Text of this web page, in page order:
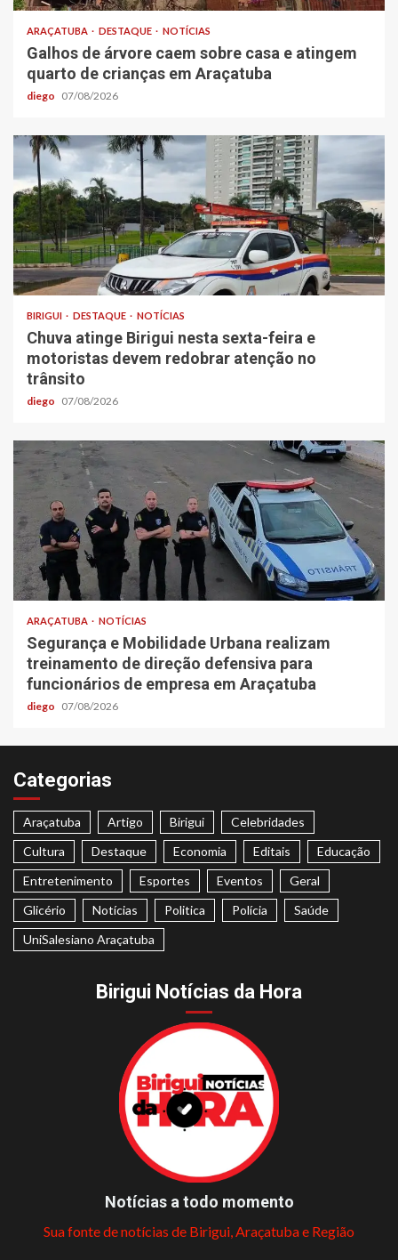
ARAÇATUBA DESTAQUE NOTÍCIAS
Galhos de árvore caem sobre casa e atingem
quarto de crianças em Araçatuba
diego 07/08/2026
BIRIGUI DESTAQUE NOTÍCIAS
Chuva atinge Birigui nesta sexta-feira e
motoristas devem redobrar atenção no
trânsito
diego 07/08/2026
ARAÇATUBA NOTÍCIAS
Segurança e Mobilidade Urbana realizam
treinamento de direção defensiva para
funcionários de empresa em Araçatuba
diego 07/08/2026
Categorias
Araçatuba Artigo Birigui
Celebridades
Cultura
Destaque Economia Editais
Educação
Entretenimento
Esportes Eventos
Geral
Glicério
Notícias Politica Polícia
Saúde
UniSalesiano Araçatuba
Birigui Notícias da Hora
Notícias a todo momento
Sua fonte de notícias de Birigui, Araçatuba e Região